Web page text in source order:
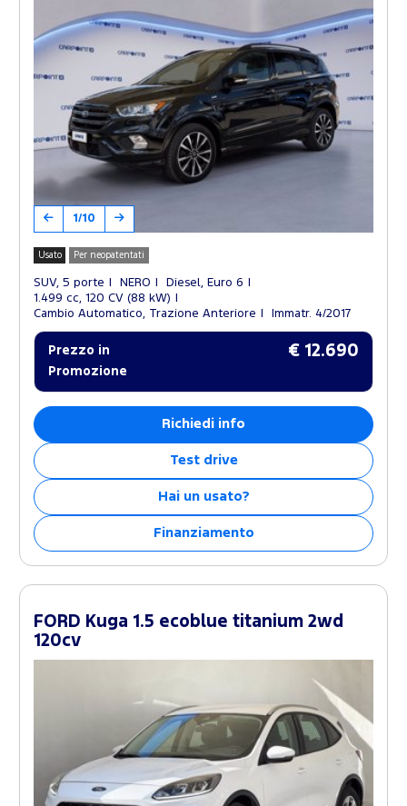
1/10
Usato Per neopatentati
SUV, 5 porte NERO
Diesel, Euro 6
1.499 cc, 120 CV (88 kW)
Cambio Automatico, Trazione Anteriore
Immatr. 4/2017
Prezzo in
Promozione
€ 12.690
Richiedi info
Test drive
Hai un usato?
Finanziamento
FORD Kuga 1.5 ecoblue titanium 2wd
120cv